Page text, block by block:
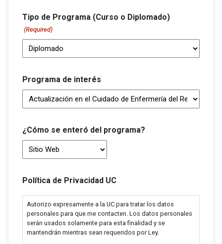
Tipo de Programa (Curso o Diplomado)
(Required)
Programa de interés
¿Cómo se enteró del programa?
Política de Privacidad UC
Autorizo expresamente a la UC para tratar los datos
personales para que me contacten. Los datos personales
serán usados solamente para esta finalidad y se
mantendrán mientras sean requeridos por Ley.